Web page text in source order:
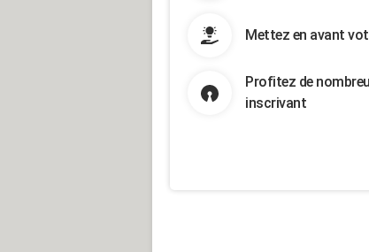
Mettez en avant
Profitez de
inscrivant